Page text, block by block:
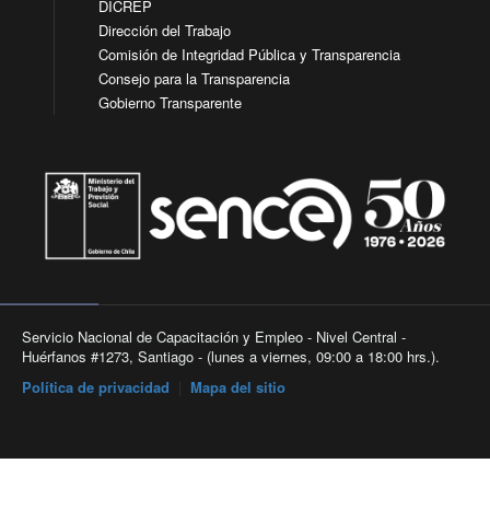
DICREP
Dirección del Trabajo
Comisión de Integridad Pública y Transparencia
Consejo para la Transparencia
Gobierno Transparente
Servicio Nacional de Capacitación y Empleo - Nivel Central -
Huérfanos #1273, Santiago - (lunes a viernes, 09:00 a 18:00 hrs.).
Política de privacidad
Mapa del sitio